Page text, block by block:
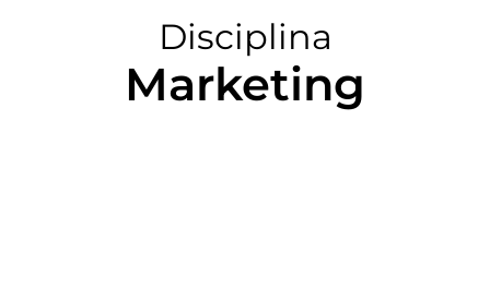
Disciplina
Marketing